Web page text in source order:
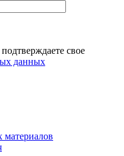
свое
данных
материалов